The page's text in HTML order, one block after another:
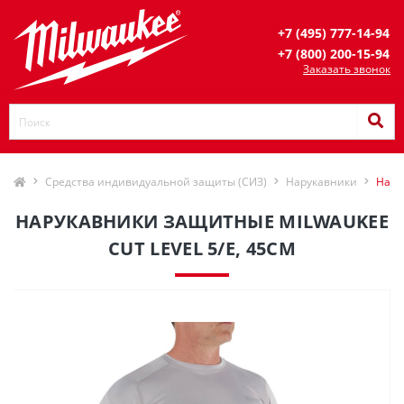
+7 (495) 777-14-94
+7 (800) 200-15-94
Заказать звонок
Средства индивидуальной защиты (СИЗ) Нарукавники
НАРУКАВНИКИ ЗАЩИТНЫЕ MILWAUKEE
CUT LEVEL 5/Е, 45СМ